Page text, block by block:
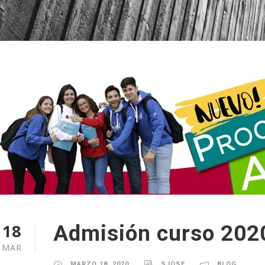
18
MAR
Admisión curso